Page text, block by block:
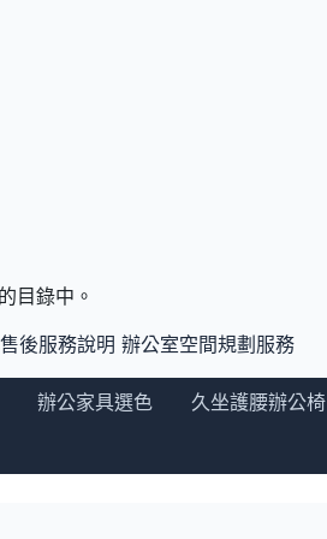
目錄中。
後服務說明 辦公室空間規劃服務
辦公家具選色
久坐護腰辦公椅